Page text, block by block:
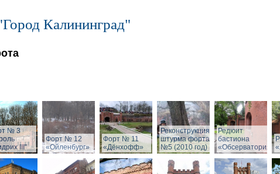
Калининград"
№ 3
III"
Форт № 12
«Ойленбург»
Форт № 11
«Дёнхофф»
Реконструкция
штурма форта
№5 (2010 год)
Редюит
бастиона
«Обсерватория»